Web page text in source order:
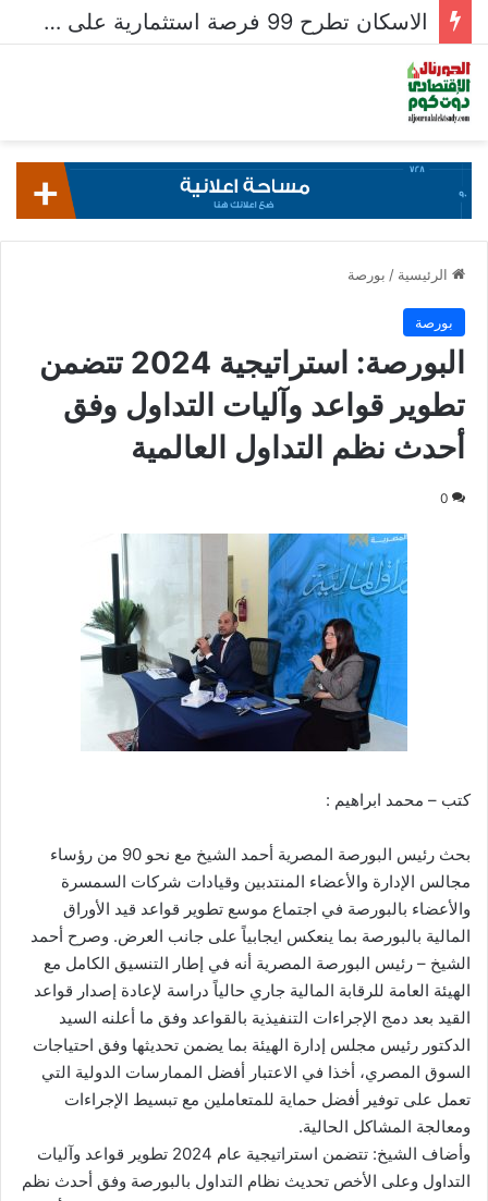
الاسكان تطرح 99 فرصة استثمارية على بوابة خدمات المستثمرين للشركات المصرية واستقبال 204 طلبات للشركات الأجنبية
الرئيسية / بورصة
بورصة
البورصة: استراتيجية 2024 تتضمن
تطوير قواعد وآليات التداول وفق
أحدث نظم التداول العالمية
0
كتب – محمد ابراهيم :
بحث رئيس البورصة المصرية أحمد الشيخ مع نحو 90 من رؤساء
مجالس الإدارة والأعضاء المنتدبين وقيادات شركات السمسرة
والأعضاء بالبورصة في اجتماع موسع تطوير قواعد قيد الأوراق
المالية بالبورصة بما ينعكس ايجابياً على جانب العرض. وصرح أحمد
الشيخ – رئيس البورصة المصرية أنه في إطار التنسيق الكامل مع
الهيئة العامة للرقابة المالية جاري حالياً دراسة لإعادة إصدار قواعد
القيد بعد دمج الإجراءات التنفيذية بالقواعد وفق ما أعلنه السيد
الدكتور رئيس مجلس إدارة الهيئة بما يضمن تحديثها وفق احتياجات
السوق المصري، أخذا في الاعتبار أفضل الممارسات الدولية التي
تعمل على توفير أفضل حماية للمتعاملين مع تبسيط الإجراءات
ومعالجة المشاكل الحالية.
وأضاف الشيخ: تتضمن استراتيجية عام 2024 تطوير قواعد وآليات
التداول وعلى الأخص تحديث نظام التداول بالبورصة وفق أحدث نظم